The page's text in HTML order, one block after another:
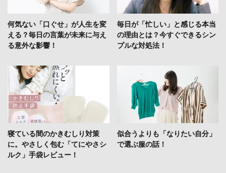
何気ない「口ぐせ」が人生を変
える？毎日の言葉が未来に与え
る意外な影響！
毎日が「忙しい」と感じる本当
の理由とは？今すぐできるシン
プルな対処法！
寝ている間のかきむしり対策
に。やさしく包む「てにやさシ
ルク」手袋レビュー！
似合うよりも「なりたい自分」
で選ぶ服の話！